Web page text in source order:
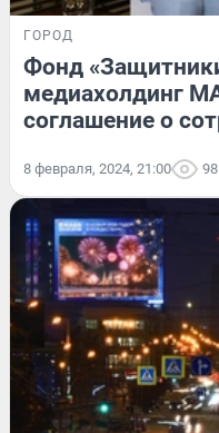
ГОРОД
Фонд
медиахолдинг
соглашение о
8 февраля, 2024, 21:00